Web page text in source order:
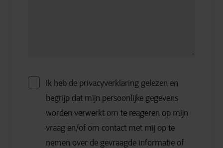
Ik heb de privacyverklaring gelezen en
begrijp dat mijn persoonlijke gegevens
worden verwerkt om te reageren op mijn
vraag en/of om contact met mij op te
nemen over de gevraagde informatie of